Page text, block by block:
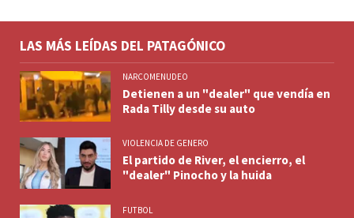
LAS MÁS LEÍDAS DEL PATAGÓNICO
NARCOMENUDEO
Detienen a un "dealer" que vendía en
Rada Tilly desde su auto
VIOLENCIA DE GENERO
El partido de River, el encierro, el
"dealer" Pinocho y la huida
FUTBOL